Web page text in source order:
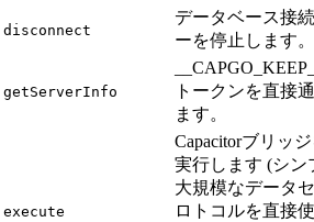
disconnect
データベース接
ーを停止します。
getServerInfo
トークンを直接
ます。
execute
Capacitorブリッ
実行します (シン
大規模なデータ
ロトコルを直接